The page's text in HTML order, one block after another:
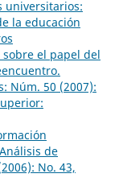
universitarios:
la educación
sobre el papel del
Núm. 50 (2007):
de
No. 43,